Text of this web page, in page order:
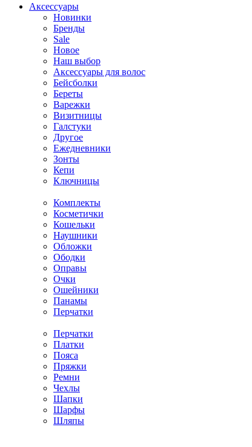
Аксессуары
Новинки
Бренды
Sale
Новое
Наш выбор
Аксессуары для волос
Бейсболки
Береты
Варежки
Визитницы
Галстуки
Другое
Ежедневники
Зонты
Кепи
Ключницы
Комплекты
Косметички
Кошельки
Наушники
Обложки
Ободки
Оправы
Очки
Ошейники
Панамы
Перчатки
Перчатки
Платки
Пояса
Пряжки
Ремни
Чехлы
Шапки
Шарфы
Шляпы